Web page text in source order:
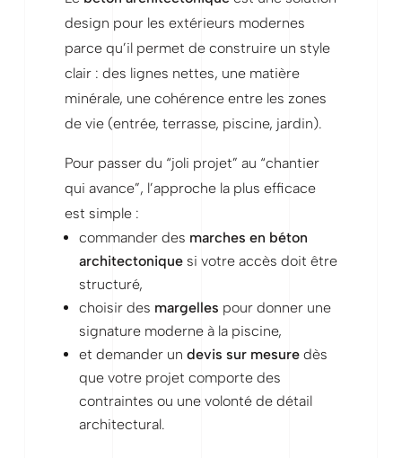
design pour les extérieurs modernes
parce qu’il permet de construire un style
clair : des lignes nettes, une matière
minérale, une cohérence entre les zones
de vie (entrée, terrasse, piscine, jardin).
Pour passer du “joli projet” au “chantier
qui avance”, l’approche la plus efficace
est simple :
commander des marches en béton
architectoniquesi votre accès doit être
structuré,
choisir des margelles pour donner une
signature moderne à la piscine,
et demander un devis sur mesuredès
que votre projet comporte des
contraintes ou une volonté de détail
architectural.